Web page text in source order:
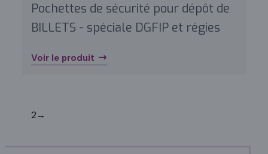
Pochettes de sécurité pour dépôt de
BILLETS - spéciale DGFIP et régies
Voir le produit
2 →